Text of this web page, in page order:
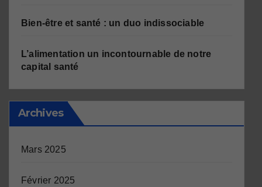
Bien-être et santé : un duo indissociable
L’alimentation un incontournable de notre
capital santé
Archives
Mars 2025
Février 2025